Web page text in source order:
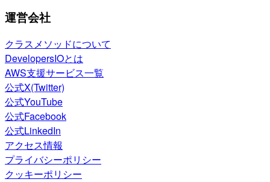
運営会社
クラスメソッドについて
DevelopersIOとは
AWS支援サービス一覧
公式X(Twitter)
公式YouTube
公式Facebook
公式LinkedIn
アクセス情報
プライバシーポリシー
クッキーポリシー